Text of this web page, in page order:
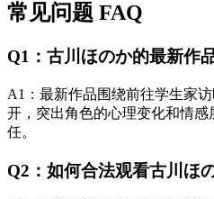
常见问题 FAQ
Q1：古川ほのか的最新作
A1：最新作品围绕前往学生家
开，突出角色的心理变化和情
任。
Q2：如何合法观看古川ほ